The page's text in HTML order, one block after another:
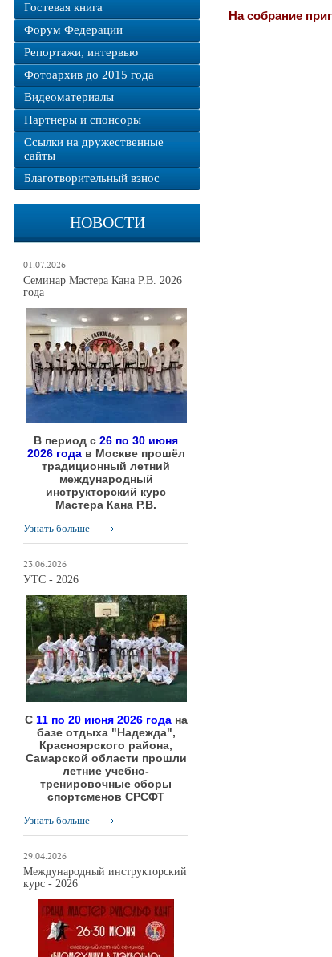
Гостевая книга
Форум Федерации
Репортажи, интервью
Фотоархив до 2015 года
Видеоматериалы
Партнеры и спонсоры
Ссылки на дружественные
сайты
Благотворительный взнос
НОВОСТИ
01.07.2026
Семинар Мастера Кана Р.В. 2026
года
В период с 26 по 30 июня
2026 годав Москве прошёл
традиционный летний
международный
инструкторский курс
Мастера Кана Р.В.
Узнать больше
23.06.2026
УТС - 2026
С 11 по 20 июня 2026 года на
базе отдыха "Надежда",
Красноярского района,
Самарской области прошли
летние учебно-
тренировочные сборы
спортсменов СРСФТ
Узнать больше
29.04.2026
Международный инструкторский
курс - 2026
На собрание